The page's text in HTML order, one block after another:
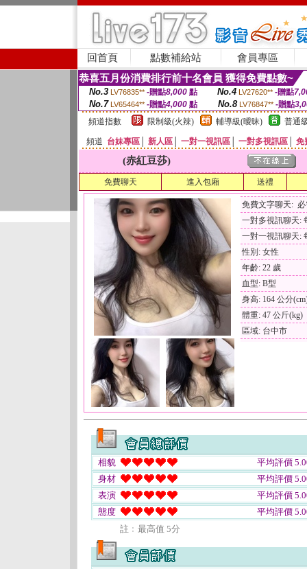
回首頁 點數補給站 會員專區
恭喜五月份消費排行前十名會員 獲得免費點數~
No.3 LV76835** -贈點8,000點 No.4 LV27620** -贈點
No.7 LV65464** -贈點4,000 點 No.8 LV76847** -贈點
頻道指數
限制級(火辣) 輔導級(曖昧) 普通
頻道 台妹專區 新人區 一對一視訊區 一對多視訊區 免
(赤紅豆莎)
免費聊天 進入包廂 送禮
免費文字聊天:
一對多視訊聊天:
一對一視訊聊天:
性別: 女性
年齡: 22 歲
血型: B型
身高: 164 公分
體重: 47 公斤(kg)
區域: 台中市
相貌
平均評價
身材
平均評價
表演
平均評價
態度
平均評價
註﹕最高值 5分